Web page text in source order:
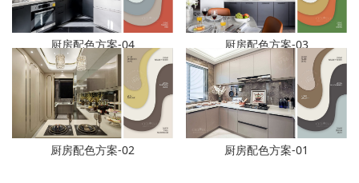
厨房配色方案-04 厨房配色方案-03
厨房配色方案-02 厨房配色方案-01